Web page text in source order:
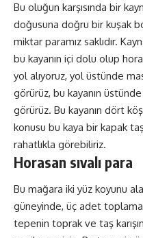
Bu oluğun karşısında bir
doğusuna doğru bir kuşak
miktar paramız saklıdır.
bu kayanın içi dolu olup
yol alıyoruz, yol üstünde
görürüz, bu kayanın
görürüz. Bu kayanın dört
konusu bu kaya bir kapak
rahatlıkla görebiliriz.
Horasan sıvalı para
Bu mağara iki yüz koyunu
güneyinde, üç adet
tepenin toprak ve taş